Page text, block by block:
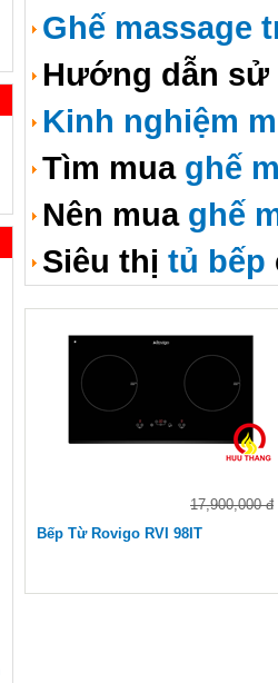
Ghế massage
Hướng dẫn
Kinh nghiệm
Tìm mua ghế
Nên mua ghế
Siêu thị tủ bếp
17,900,000 đ
Bếp Từ Rovigo RVI 98IT